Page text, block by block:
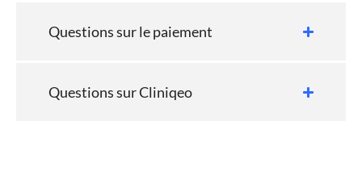
Questions sur le paiement
Questions sur Cliniqeo